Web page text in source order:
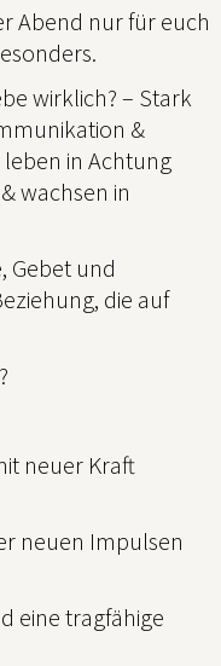
Abend nur für euch
wirklich? – Stark
&
in Achtung
wachsen in
Gebet und
die auf
neuer Kraft
neuen Impulsen
eine tragfähige